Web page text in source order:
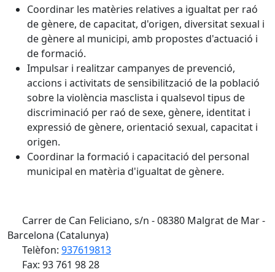
Coordinar les matèries relatives a igualtat per raó
de gènere, de capacitat, d'origen, diversitat sexual i
de gènere al municipi, amb propostes d'actuació i
de formació.
Impulsar i realitzar campanyes de prevenció,
accions i activitats de sensibilització de la població
sobre la violència masclista i qualsevol tipus de
discriminació per raó de sexe, gènere, identitat i
expressió de gènere, orientació sexual, capacitat i
origen.
Coordinar la formació i capacitació del personal
municipal en matèria d'igualtat de gènere.
Carrer de Can Feliciano, s/n - 08380 Malgrat de Mar -
Barcelona (Catalunya)
Telèfon: 937619813
Fax: 93 761 98 28